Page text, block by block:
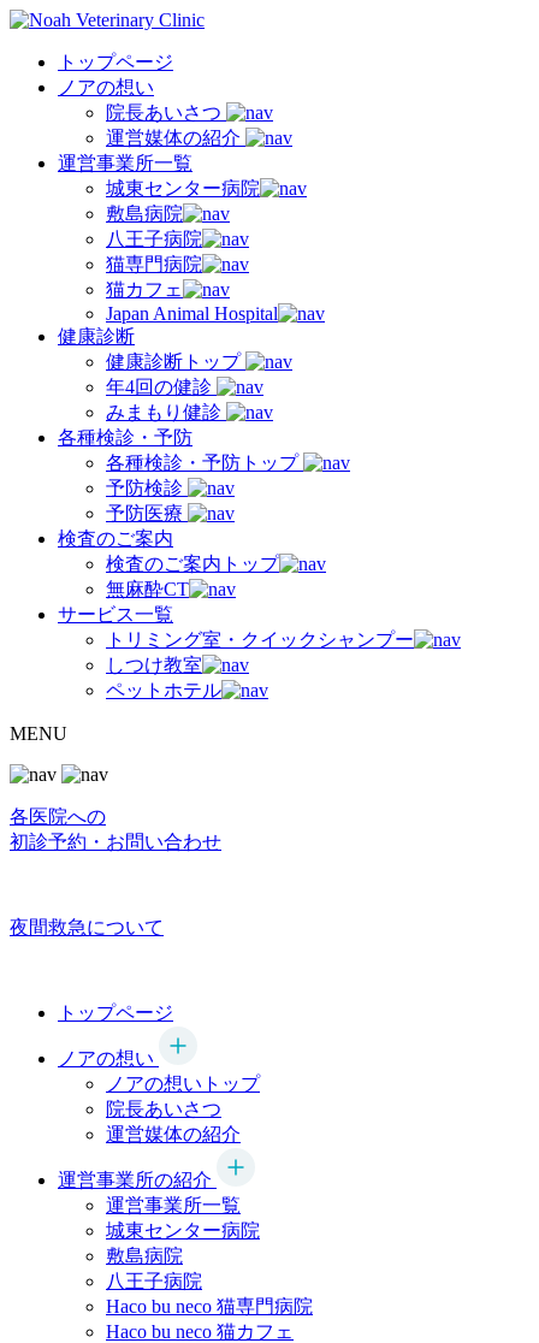
トップページ
ノアの想い
院長あいさつ
運営媒体の紹介
運営事業所一覧
城東センター病院
敷島病院
八王子病院
猫専門病院
猫カフェ
Japan Animal Hospital
健康診断
健康診断トップ
年4回の健診
みまもり健診
各種検診・予防
各種検診・予防トップ
予防検診
予防医療
検査のご案内
検査のご案内トップ
無麻酔CT
サービス一覧
トリミング室・クイックシャンプー
しつけ教室
ペットホテル
MENU
各医院への
初診予約・お問い合わせ
夜間救急について
トップページ
ノアの想い
ノアの想いトップ
院長あいさつ
運営媒体の紹介
運営事業所の紹介
運営事業所一覧
城東センター病院
敷島病院
八王子病院
Haco bu neco 猫専門病院
Haco bu neco 猫カフェ